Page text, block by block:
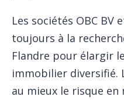
Les sociétés OBC BV
toujours à la
Flandre pour élargir
immobilier
au mieux le risque